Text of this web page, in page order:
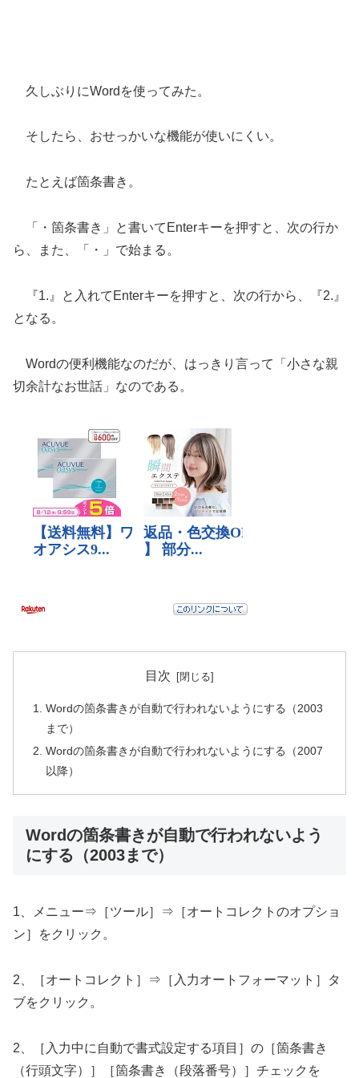
久しぶりにWordを使ってみた。
そしたら、おせっかいな機能が使いにくい。
たとえば箇条書き。
「・箇条書き」と書いてEnterキーを押すと、次の行か
ら、また、「・」で始まる。
『1.』と入れてEnterキーを押すと、次の行から、『2.』
となる。
Wordの便利機能なのだが、はっきり言って「小さな親
切余計なお世話」なのである。
目次
Wordの箇条書きが自動で行われないようにする（2003
まで）
Wordの箇条書きが自動で行われないようにする（2007
以降）
Wordの箇条書きが自動で行われないよう
にする（2003まで）
1、メニュー⇒［ツール］⇒［オートコレクトのオプショ
ン］をクリック。
2、［オートコレクト］⇒［入力オートフォーマット］タ
ブをクリック。
2、［入力中に自動で書式設定する項目］の［箇条書き
（行頭文字）］［箇条書き（段落番号）］チェックを